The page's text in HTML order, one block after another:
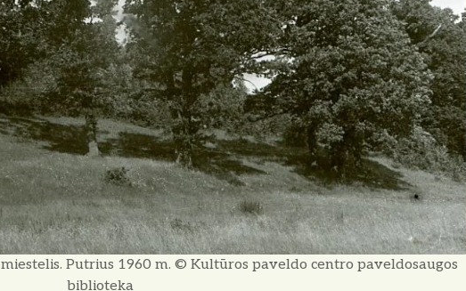
Putrius 1960 m. © Kultūros paveldo centro paveldosaugos
biblioteka